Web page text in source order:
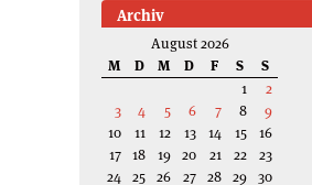
Archiv
August 2026
M
D M D F S
S
1
2
3
4 5 6 7 8
9
10
11 12 13 14 15
16
17 18 19 20 21 22
23
24 25 26 27 28 29 30